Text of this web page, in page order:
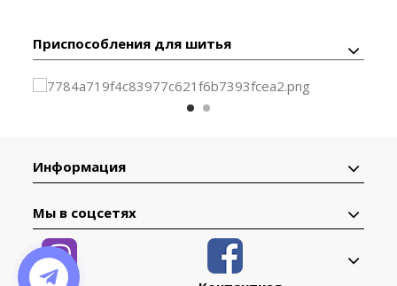
Приспособления для шитья
Информация
Мы в соцсетях